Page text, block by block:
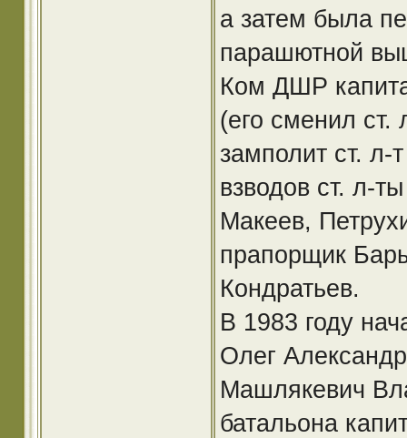
а затем была
парашютной
Ком ДШР
(его сменил ст.
замполит ст. л-
взводов ст. л-
Макеев,
прапорщик
Кондратьев.
В 1983 году
Олег
Машлякевич
батальона